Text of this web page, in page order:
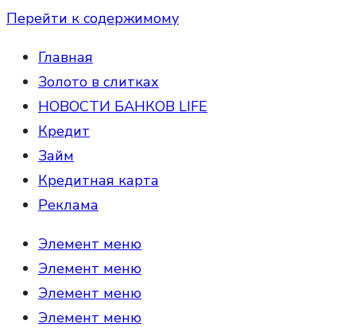
Перейти к содержимому
Главная
Золото в слитках
НОВОСТИ БАНКОВ LIFE
Кредит
Займ
Кредитная карта
Реклама
Элемент меню
Элемент меню
Элемент меню
Элемент меню